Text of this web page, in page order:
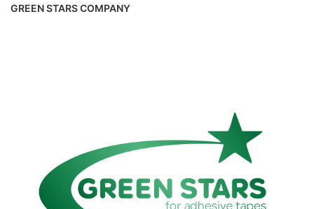
GREEN STARS COMPANY